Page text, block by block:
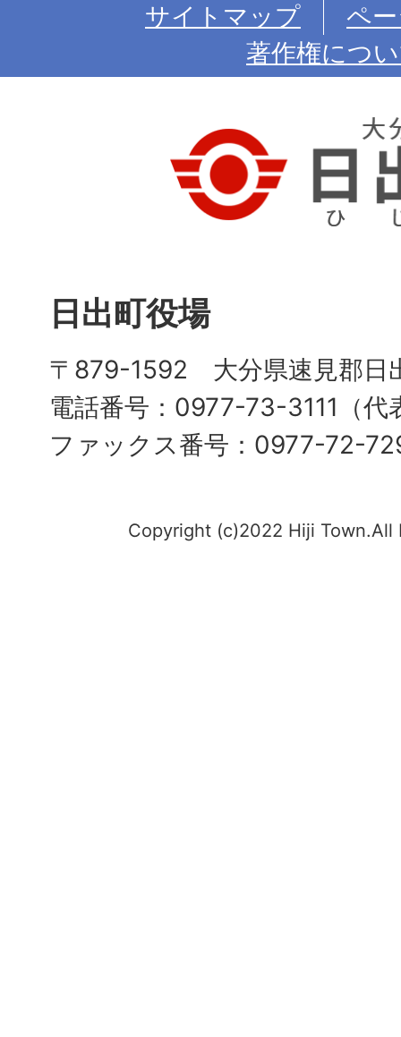
サイトマップ
ペ
著作権につ
日出町役場
〒879-1592 大分県速見郡日
電話番号：0977-73-3111（代
ファックス番号：0977-72-
Copyright (c)2022 Hiji Town.All